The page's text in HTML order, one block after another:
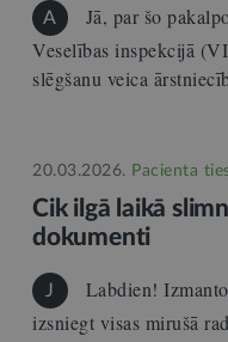
A
Jā, par šo
Veselības inspekcijā
slēgšanu veica
20.03.2026. Pacienta
Cik ilgā laikā
dokumenti
J
Labdien!
izsniegt visas mirušā